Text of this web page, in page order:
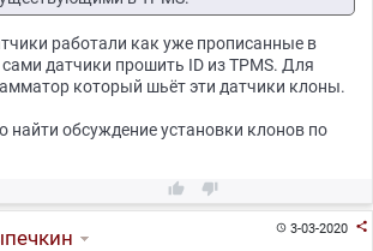
работали как уже прописанные в
датчики прошить ID из TPMS. Для
который шьёт эти датчики клоны.
найти обсуждение установки клонов по
 
3-03-2020 